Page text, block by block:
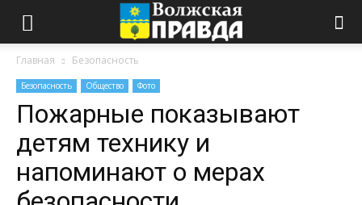
Главная Безопасность
Безопасность Общество Фото
Пожарные показывают
детям технику и
напоминают о мерах